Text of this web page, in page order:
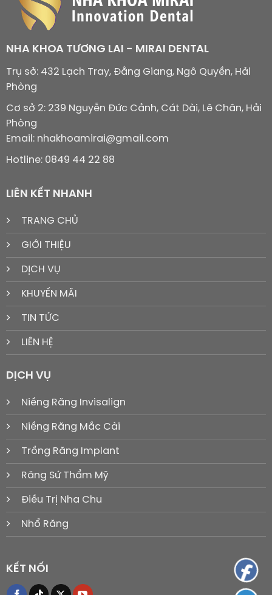
NHA KHOA TƯƠNG LAI - MIRAI DENTAL
Trụ sở: 432 Lạch Tray, Đằng Giang, Ngô Quyền, Hải
Phòng
Cơ sở 2: 239 Nguyễn Đức Cảnh, Cát Dài, Lê Chân, Hải
Phòng
Email: nhakhoamirai@gmail.com
Hotline: 0849 44 22 88
LIÊN KẾT NHANH
TRANG CHỦ
GIỚI THIỆU
DỊCH VỤ
KHUYẾN MÃI
TIN TỨC
LIÊN HỆ
DỊCH VỤ
Niềng Răng Invisalign
Niềng Răng Mắc Cài
Trồng Răng Implant
Răng Sứ Thẩm Mỹ
Điều Trị Nha Chu
Nhổ Răng
KẾT NỐI